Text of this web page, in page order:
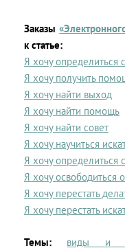
Заказы
к статье:
Я хочу
Я хочу получить
Я хочу найти выход
Я хочу найти помощь
Я хочу найти совет
Я хочу научиться
Я хочу определиться
Я хочу освободиться
Я хочу перестать
Я хочу перестать
Темы: виды и